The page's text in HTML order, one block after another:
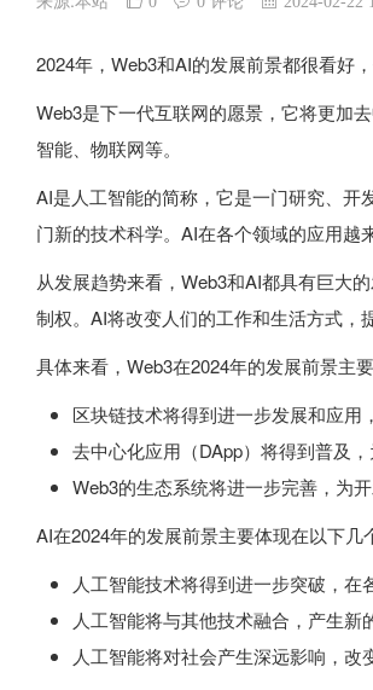
2024年，Web3和AI的发展前景都很看好
Web3是下一代互联网的愿景，它将更加
智能、物联网等。
AI是人工智能的简称，它是一门研究、
门新的技术科学。AI在各个领域的应用
从发展趋势来看，Web3和AI都具有巨大
制权。AI将改变人们的工作和生活方式，
具体来看，Web3在2024年的发展前景主
区块链技术将得到进一步发展和应
去中心化应用（DApp）将得到普及
Web3的生态系统将进一步完善，为
AI在2024年的发展前景主要体现在以下几
人工智能技术将得到进一步突破，
人工智能将与其他技术融合，产生新
人工智能将对社会产生深远影响，改